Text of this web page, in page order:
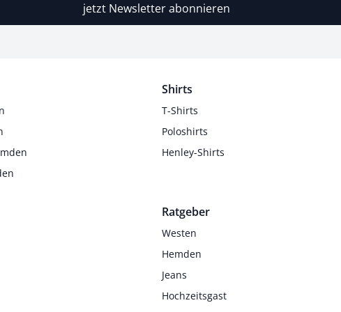
jetzt Newsletter abonnieren
Shirts
T-Shirts
Poloshirts
Henley-Shirts
Ratgeber
Westen
Hemden
Jeans
Hochzeitsgast